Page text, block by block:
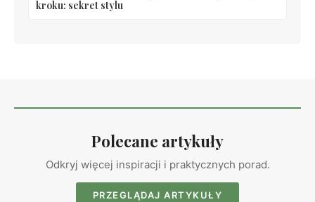
kroku: sekret stylu
Polecane artykuły
Odkryj więcej inspiracji i praktycznych porad.
PRZEGLĄDAJ ARTYKUŁY